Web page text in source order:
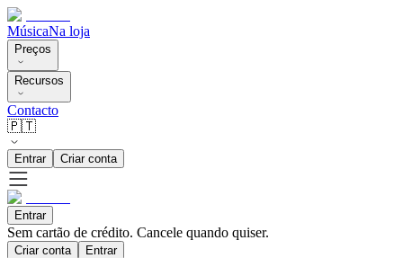
MúsicaNa loja
Preços
Recursos
Contacto
🇵🇹
Entrar Criar conta
Entrar
Sem cartão de crédito. Cancele quando quiser.
Criar conta Entrar